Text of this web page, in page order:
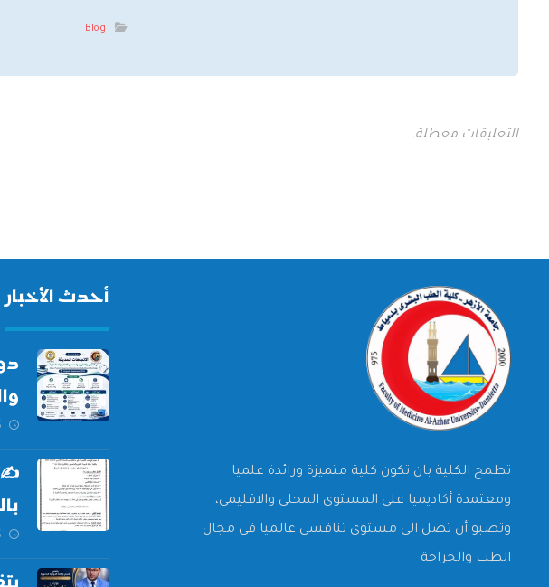
Blog
التعليقات معطلة.
تطمح الكلية بان تكون كلية متميزة ورائدة علميا
ومعتمدة أكاديميا على المستوى المحلى والاقليمى،
وتصبو أن تصل الى مستوى تنافسى عالميا فى مجال
الطب والجراحة
أحدث الأخبار
✍